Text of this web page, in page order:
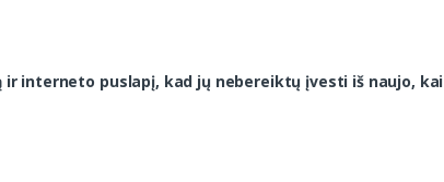
interneto puslapį, kad jų nebereiktų įvesti iš naujo, kai